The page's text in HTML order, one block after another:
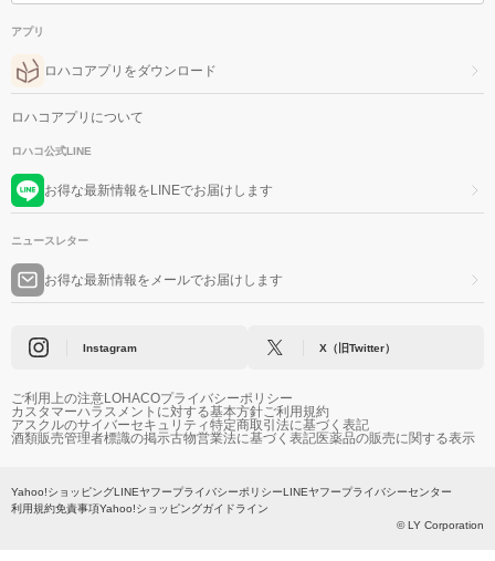
アプリ
ロハコアプリをダウンロード
ロハコアプリについて
ロハコ公式LINE
お得な最新情報をLINEでお届けします
ニュースレター
お得な最新情報をメールでお届けします
Instagram X（旧Twitter）
ご利用上の注意LOHACOプライバシーポリシー
カスタマーハラスメントに対する基本方針ご利用規約
アスクルのサイバーセキュリティ特定商取引法に基づく表記
酒類販売管理者標識の掲示古物営業法に基づく表記医薬品の販売に関する表示
Yahoo!ショッピングLINEヤフープライバシーポリシーLINEヤフープライバシーセンター
利用規約免責事項Yahoo!ショッピングガイドライン
© LY Corporation